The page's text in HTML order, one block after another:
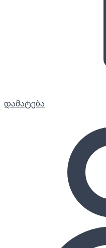
დამატება